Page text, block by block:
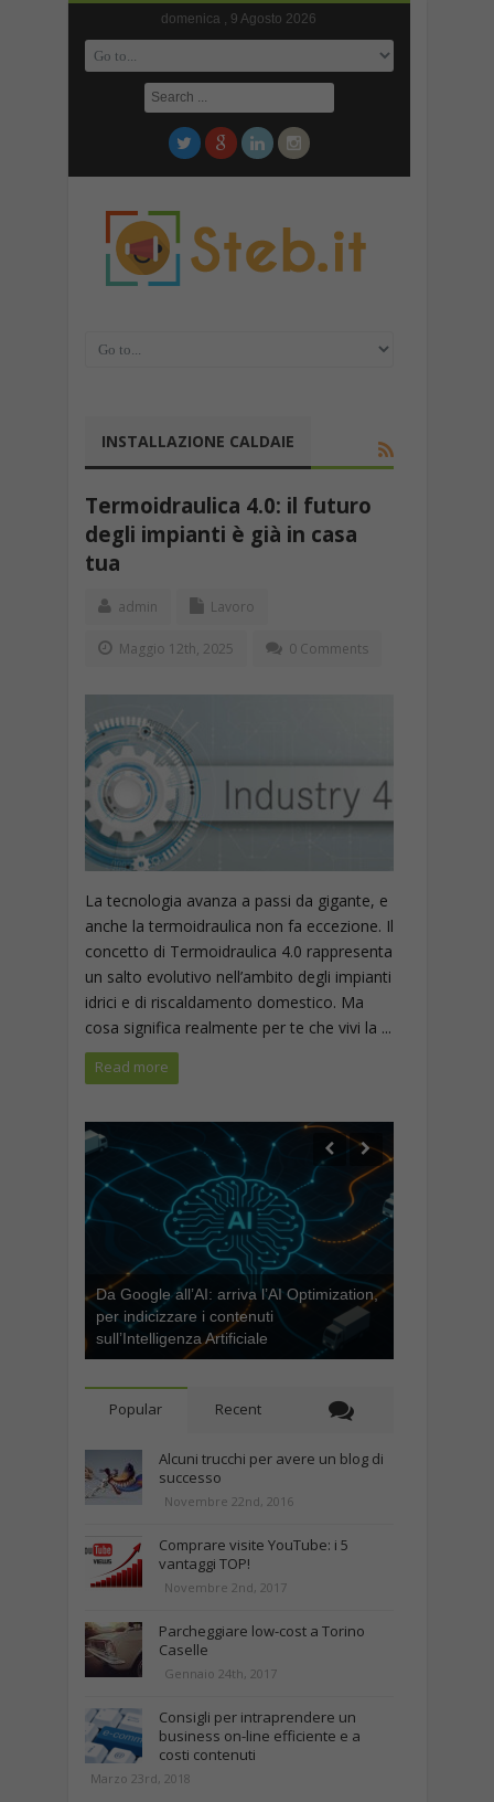
domenica , 9 Agosto 2026
INSTALLAZIONE CALDAIE
Termoidraulica 4.0: il futuro
degli impianti è già in casa
tua
admin Lavoro
Maggio 12th, 2025 0 Comments
La tecnologia avanza a passi da gigante, e
anche la termoidraulica non fa eccezione. Il
concetto di Termoidraulica 4.0 rappresenta
un salto evolutivo nell’ambito degli impianti
idrici e di riscaldamento domestico. Ma
cosa significa realmente per te che vivi la ...
Read more
Da Google all’AI: arriva l’AI Optimization,
per indicizzare i contenuti
sull’Intelligenza Artificiale
Popular Recent
Alcuni trucchi per avere un blog di
successo
Novembre 22nd, 2016
Comprare visite YouTube: i 5
vantaggi TOP!
Novembre 2nd, 2017
Parcheggiare low-cost a Torino
Caselle
Gennaio 24th, 2017
Consigli per intraprendere un
business on-line efficiente e a
costi contenuti
Marzo 23rd, 2018